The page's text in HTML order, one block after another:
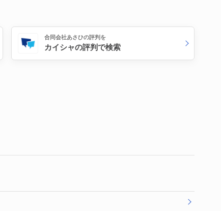
合同会社あさひの評判を
カイシャの評判で検索